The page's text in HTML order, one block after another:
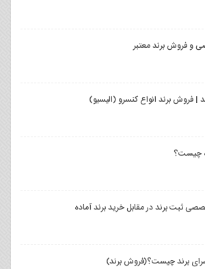
و فروش برند معتبر
| فروش برند انواع کنسرو (الیسیو)
چیست؟
ثبت برند در مقابل خرید برند آماده
برند چیست؟(فروش برند)